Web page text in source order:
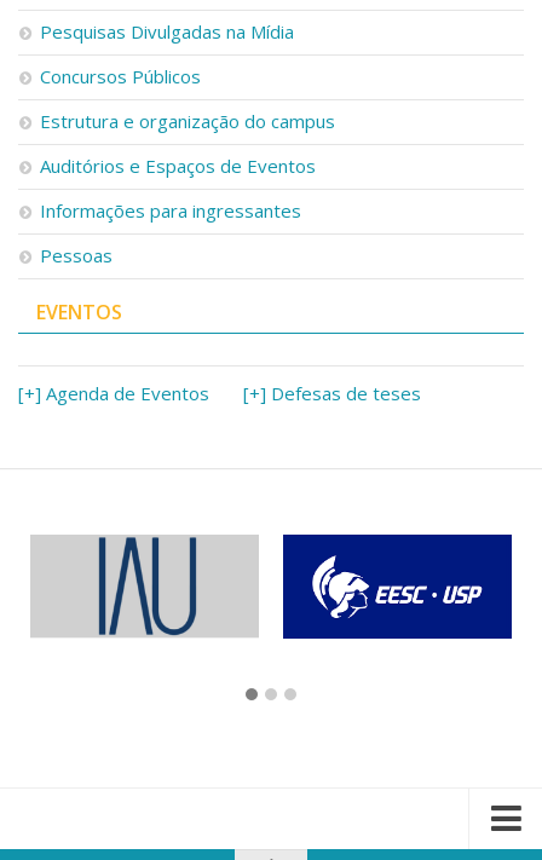
Pesquisas Divulgadas na Mídia
Concursos Públicos
Estrutura e organização do campus
Auditórios e Espaços de Eventos
Informações para ingressantes
Pessoas
EVENTOS
[+] Agenda de Eventos [+] Defesas de teses